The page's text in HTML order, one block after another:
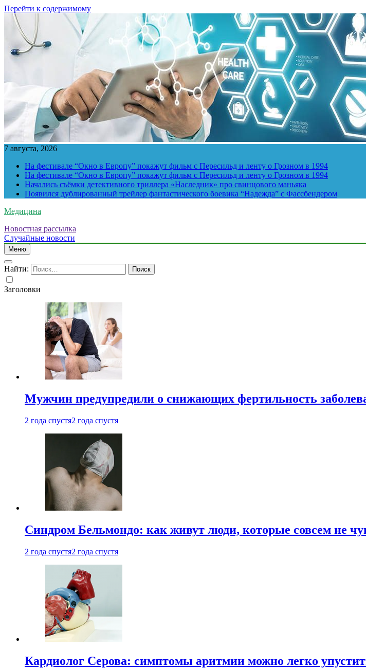
Перейти к содержимому
7 августа, 2026
На фестивале “Окно в Европу” покажут фильм с Пересильд и ленту о Грозном в 1994
На фестивале “Окно в Европу” покажут фильм с Пересильд и ленту о Грозном в 1994
Начались съёмки детективного триллера «Наследник» про свинцового маньяка
Появился дублированный трейлер фантастического боевика “Надежда” с Фассбендером
Медицина
Новостная рассылка
Случайные новости
Меню
Найти:
Заголовки
Мужчин предупредили о снижающих фертильность
2 года спустя2 года спустя
Синдром Бельмондо: как живут люди, которые совсем не
2 года спустя2 года спустя
Кардиолог Серова: симптомы аритмии можно легко